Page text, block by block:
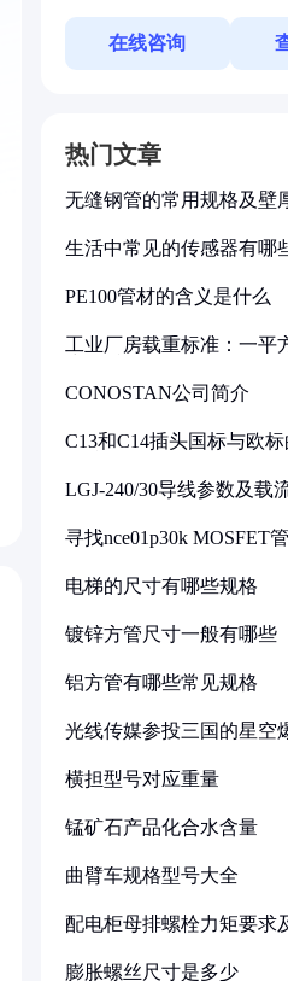
在线咨询
热门文章
无缝钢管的常用规格及壁
生活中常见的传感器有哪
PE100管材的含义是什么
工业厂房载重标准：一平
CONOSTAN公司简介
C13和C14插头国标与欧
LGJ-240/30导线参数及载
寻找nce01p30k MOSFET
电梯的尺寸有哪些规格
镀锌方管尺寸一般有哪些
铝方管有哪些常见规格
光线传媒参投三国的星空
横担型号对应重量
锰矿石产品化合水含量
曲臂车规格型号大全
配电柜母排螺栓力矩要求
膨胀螺丝尺寸是多少